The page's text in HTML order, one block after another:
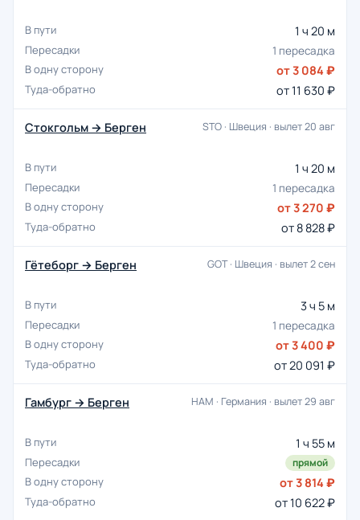
1 ч 20 м
1 пересадка
от 3 084 ₽
от 11 630 ₽
Стокгольм → Берген STO · Швеция · вылет 20 авг
1 ч 20 м
1 пересадка
от 3 270 ₽
от 8 828 ₽
Гётеборг → Берген GOT · Швеция · вылет 2 сен
3 ч 5 м
1 пересадка
от 3 400 ₽
от 20 091 ₽
Гамбург → Берген HAM · Германия · вылет 29 авг
1 ч 55 м
прямой
от 3 814 ₽
от 10 622 ₽